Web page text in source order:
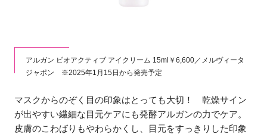
アルガン ビオアクティブ アイクリーム 15ml￥6,600／メルヴィータ
ジャポン ※2025年1月15日から発売予定
マスクからのぞく目の印象はとっても大切！ 乾燥サイン
が出やすい繊細な目元ケアにも発酵アルガンの力でケア。
皮膚のこわばりもやわらかくし、目元をすっきりした印象